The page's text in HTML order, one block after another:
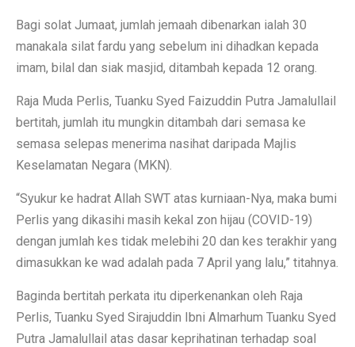
Bagi solat Jumaat, jumlah jemaah dibenarkan ialah 30
manakala silat fardu yang sebelum ini dihadkan kepada
imam, bilal dan siak masjid, ditambah kepada 12 orang.
Raja Muda Perlis, Tuanku Syed Faizuddin Putra Jamalullail
bertitah, jumlah itu mungkin ditambah dari semasa ke
semasa selepas menerima nasihat daripada Majlis
Keselamatan Negara (MKN).
“Syukur ke hadrat Allah SWT atas kurniaan-Nya, maka bumi
Perlis yang dikasihi masih kekal zon hijau (COVID-19)
dengan jumlah kes tidak melebihi 20 dan kes terakhir yang
dimasukkan ke wad adalah pada 7 April yang lalu,” titahnya.
Baginda bertitah perkata itu diperkenankan oleh Raja
Perlis, Tuanku Syed Sirajuddin Ibni Almarhum Tuanku Syed
Putra Jamalullail atas dasar keprihatinan terhadap soal